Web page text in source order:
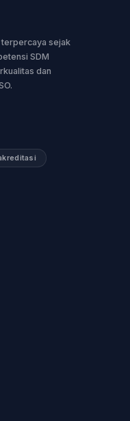
sejak
SDM
dan